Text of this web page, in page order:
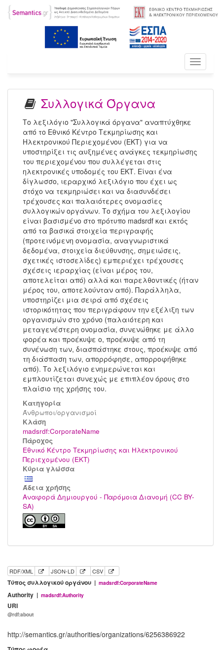
Toggle
Συλλογικά Όργανα
Το λεξιλόγιο "Συλλογικά όργανα" αναπτύχθηκε
από το Εθνικό Κέντρο Τεκμηρίωσης και
Ηλεκτρονικού Περιεχομένου (ΕΚΤ) για να
υποστηρίξει τις αυξημένες ανάγκες τεκμηρίωσης
του περιεχομένου που συλλέγεται στις
ηλεκτρονικές υποδομές του ΕΚΤ. Είναι ένα
δίγλωσσο, ιεραρχικό λεξιλόγιο που έχει ως
στόχο να τεκμηριώσει και να διασυνδέσει
τρέχουσες και παλαιότερες ονομασίες
συλλογικών οργάνων. Το σχήμα του λεξιλογίου
είναι βασισμένο στο πρότυπο madsrdf και εκτός
από τα βασικά στοιχεία περιγραφής
(προτεινόμενη ονομασία, αναγνωριστικά
δεδομένα, στοιχεία διεύθυνσης, σημειώσεις,
σχετικές ιστοσελίδες) εμπεριέχει τρέχουσες
σχέσεις ιεραρχίας (είναι μέρος του,
αποτελείται από) αλλά και παρελθοντικές (ήταν
μέρος του, αποτελούνταν από). Παράλληλα,
υποστηρίζει μια σειρά από σχέσεις
ιστορικότητας που περιγράφουν την εξέλιξη των
οργανισμών στο χρόνο (παλαιότερη και
μεταγενέστερη ονομασία, συνενώθηκε με άλλο
φορέα και προέκυψε ο, προέκυψε από τη
συνένωση των, διασπάστηκε στους, προέκυψε από
τη διάσπαση των, απορρόφησε, απορροφήθηκε
από). Το λεξιλόγιο ενημερώνεται και
εμπλουτίζεται συνεχώς με επιπλέον όρους στο
πλαίσιο της χρήσης του.
Κατηγορία
Άνθρωποι/οργανισμοί
Kλάση
madsrdf:CorporateName
Πάροχος
Εθνικό Κέντρο Τεκμηρίωσης και Ηλεκτρονικού
Περιεχομένου (ΕΚΤ)
Κύρια γλώσσα
Άδεια χρήσης
Αναφορά Δημιουργού - Παρόμοια Διανομή (CC BY-
SA)
RDF/XML JSON-LD CSV
Τύπος συλλογικού οργάνου | madsrdf:CorporateName
Authority | madsrdf:Authority
URI
@rdf:about
http://semantics.gr/authorities/organizations/6256386922